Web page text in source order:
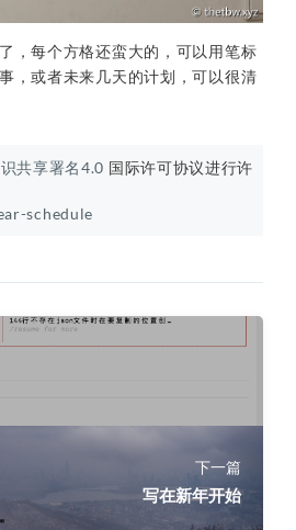
，每个方格还蛮大的，可以用笔标
，或者未来几天的计划，可以很清
共享署名4.0 国际许可协议进行许
schedule
下一篇
写在新年开始